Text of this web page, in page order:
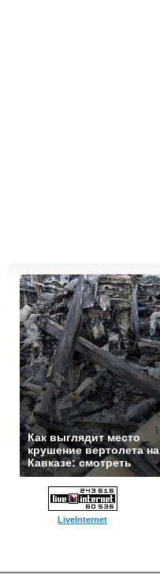
Как выглядит место
крушение вертолета на
Кавказе: смотреть
LiveInternet